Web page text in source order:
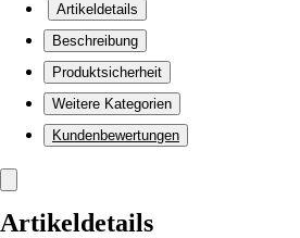
Artikeldetails
Beschreibung
Produktsicherheit
Weitere Kategorien
Kundenbewertungen
Artikeldetails